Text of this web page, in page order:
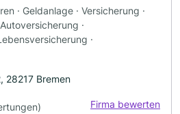
· Geldanlage · Versicherung ·
·
·
28217 Bremen
Firma bewerten